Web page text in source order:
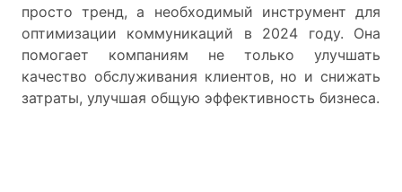
просто тренд, а необходимый инструмент для
оптимизации коммуникаций в 2024 году. Она
помогает компаниям не только улучшать
качество обслуживания клиентов, но и снижать
затраты, улучшая общую эффективность бизнеса.